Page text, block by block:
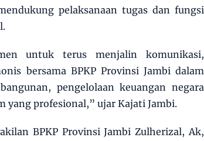
pelaksanaan tugas dan fungsi
untuk terus menjalin komunikasi,
bersama BPKP Provinsi Jambi dalam
pengelolaan keuangan negara
yang profesional,” ujar Kajati Jambi.
BPKP Provinsi Jambi Zulherizal, Ak,